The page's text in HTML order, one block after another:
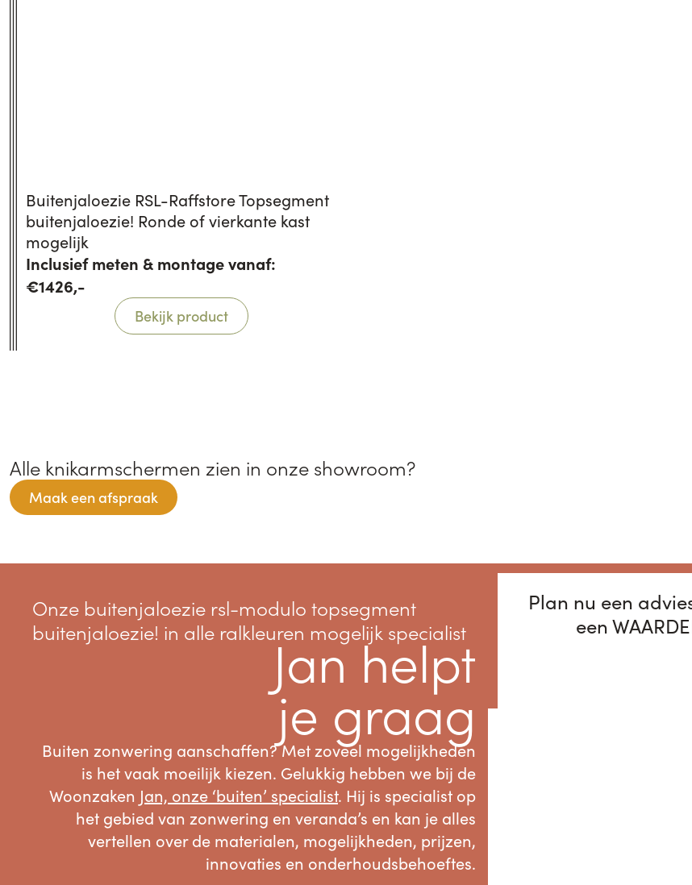
Buitenjaloezie RSL-Raffstore Topsegment
buitenjaloezie! Ronde of vierkante kast
mogelijk
Inclusief meten & montage vanaf:
€1426,-
Bekijk product
Alle knikarmschermen zien in onze showroom?
Maak een afspraak
onze buitenjaloezie rsl-modulo topsegment
buitenjaloezie! in alle ralkleuren mogelijk specialist
Jan helpt
je graag
Buiten zonwering aanschaffen? Met zoveel mogelijkheden
is het vaak moeilijk kiezen. Gelukkig hebben we bij de
Woonzaken Jan, onze ‘buiten’ specialist. Hij is specialist op
het gebied van zonwering en veranda’s en kan je alles
vertellen over de materialen, mogelijkheden, prijzen,
innovaties en onderhoudsbehoeftes.
Plan nu een
een